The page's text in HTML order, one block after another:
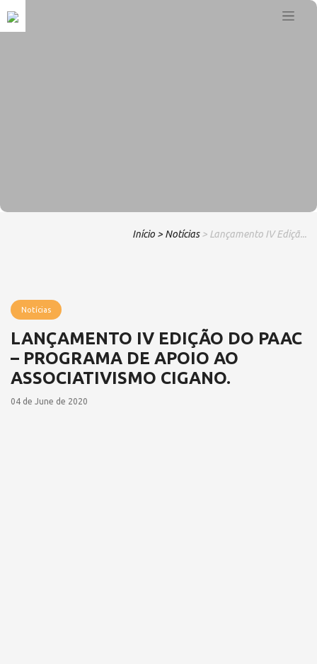
Início > Notícias > Lançamento IV Ediçã...
Notícias
LANÇAMENTO IV EDIÇÃO DO PAAC
– PROGRAMA DE APOIO AO
ASSOCIATIVISMO CIGANO.
04 de June de 2020